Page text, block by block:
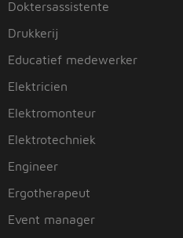
Doktersassistente
Drukkerij
Educatief medewerker
Elektricien
Elektromonteur
Elektrotechniek
Engineer
Ergotherapeut
Event manager